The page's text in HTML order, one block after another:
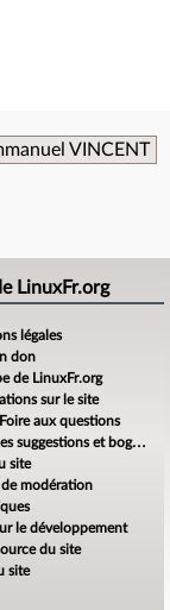
VINCENT
LinuxFr.org
légales
don
de LinuxFr.org
sur le site
aux questions
suggestions et bogues
site
de modération
le développement
du site
site